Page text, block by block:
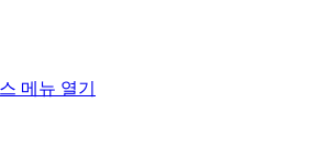
메뉴 열기